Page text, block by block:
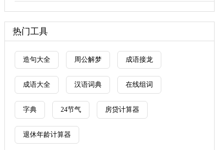
热门工具
造句大全 周公解梦 成语接龙
成语大全 汉语词典 在线组词
字典 24节气 房贷计算器
退休年龄计算器